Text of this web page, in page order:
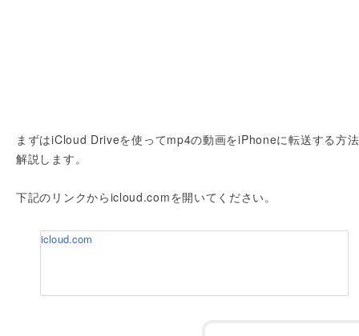
まずはiCloud Driveを使ってmp4の動画をiPhoneに転送する方
解説します。
下記のリンクからicloud.comを開いてください。
icloud.com